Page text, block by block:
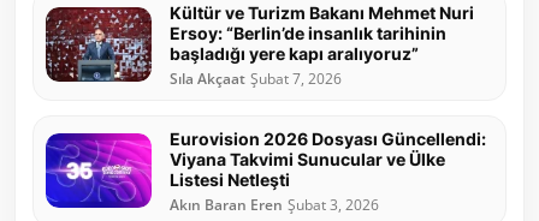
Kültür ve Turizm Bakanı Mehmet Nuri
Ersoy: “Berlin’de insanlık tarihinin
başladığı yere kapı aralıyoruz”
Sıla Akçaat Şubat 7, 2026
Eurovision 2026 Dosyası Güncellendi:
Viyana Takvimi Sunucular ve Ülke
Listesi Netleşti
Akın Baran Eren Şubat 3, 2026